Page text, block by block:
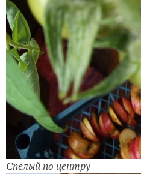
Спелый по центру